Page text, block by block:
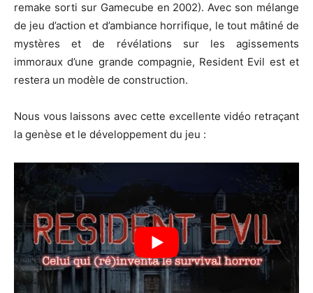
remake sorti sur Gamecube en 2002). Avec son mélange
de jeu d’action et d’ambiance horrifique, le tout mâtiné de
mystères et de révélations sur les agissements
immoraux d’une grande compagnie, Resident Evil est et
restera un modèle de construction.
Nous vous laissons avec cette excellente vidéo retraçant
la genèse et le développement du jeu :